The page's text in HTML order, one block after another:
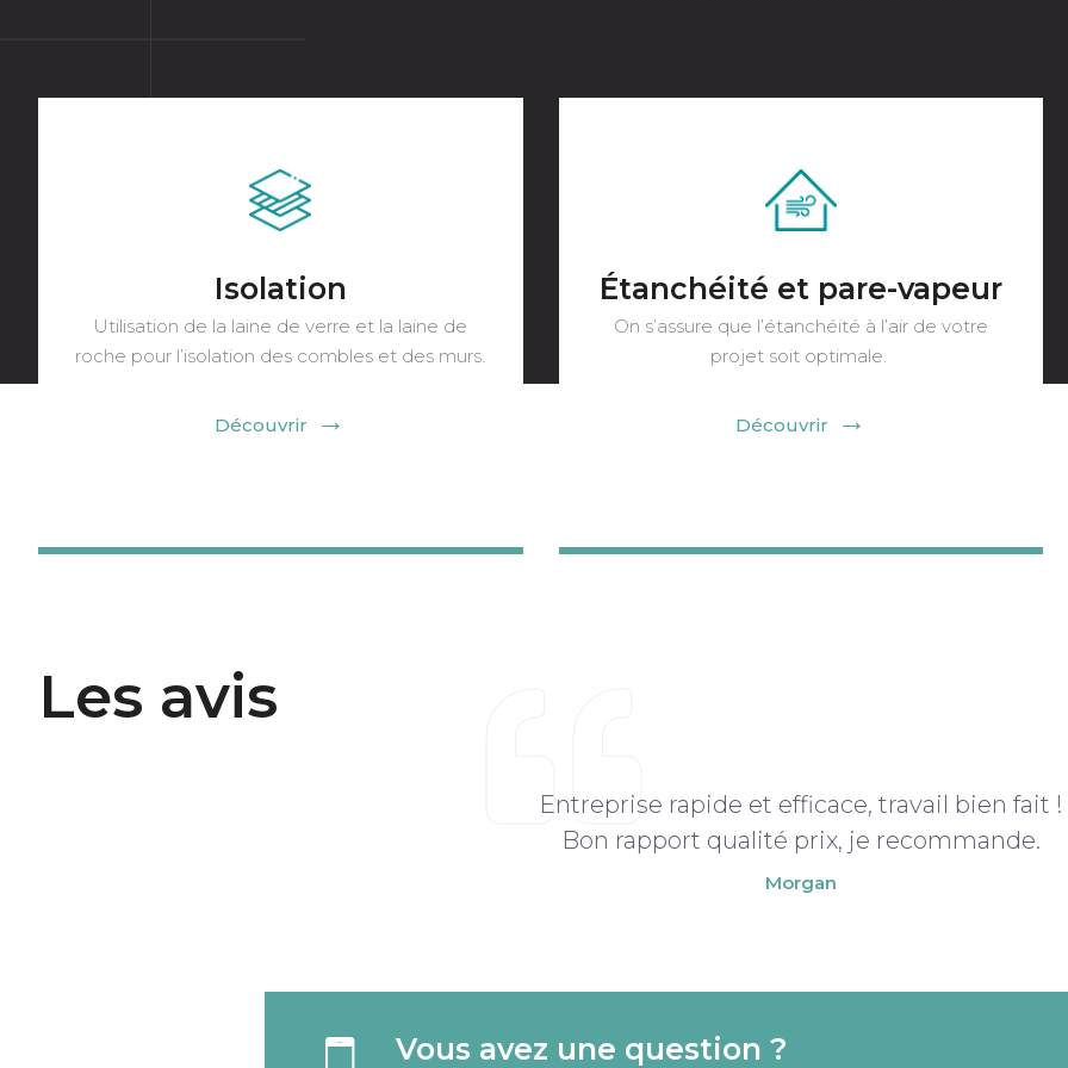
Étanchéité et pare-vapeur
On s’assure que l’étanchéité à l’air de votre
projet soit optimale.
Découvrir
Cloisons sèches
Réalisation de vos cloisons sèches, elles sont
réalisées à partir de plaques de plâtre sur une
Les avis
Entreprise rapide et efficace, travail bien fait !
Bon rapport qualité prix, je recommande.
Morgan
Vous avez une question ?